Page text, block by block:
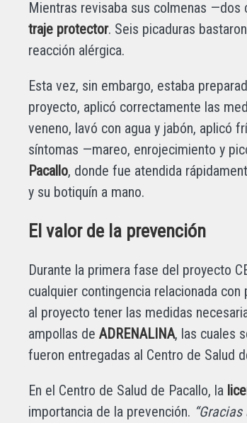
Mientras revisaba sus colmenas
traje protector. Seis picaduras
reacción alérgica.
Esta vez, sin embargo, estaba
proyecto, aplicó correctamente las
veneno, lavó con agua y jabón, aplicó
síntomas —mareo, enrojecimiento y
Pacallo, donde fue atendida
y su botiquín a mano.
El valor de la prevención
Durante la primera fase del proyecto
cualquier contingencia relacionada
al proyecto tener las medidas
ampollas deADRENALINA, las cuales
fueron entregadas al Centro de Salud
En el Centro de Salud de Pacallo, la
importancia de la prevención.